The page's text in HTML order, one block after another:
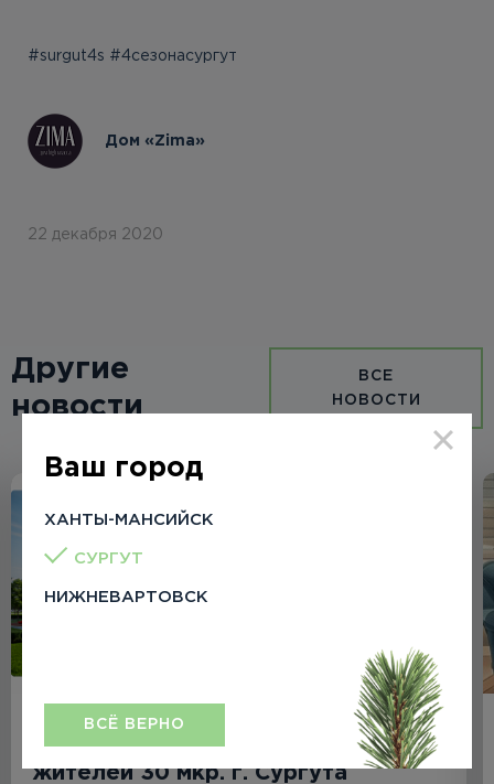
Ваш город
ХАНТЫ-МАНСИЙСК
СУРГУТ
НИЖНЕВАРТОВСК
ВСЁ ВЕРНО
#surgut4s #4сезонасургут
Дом «Zima»
22 декабря 2020
Другие
новости
ВСЕ
НОВОСТИ
Важный шаг к обеспечению
жителей 30 мкр. г. Сургута